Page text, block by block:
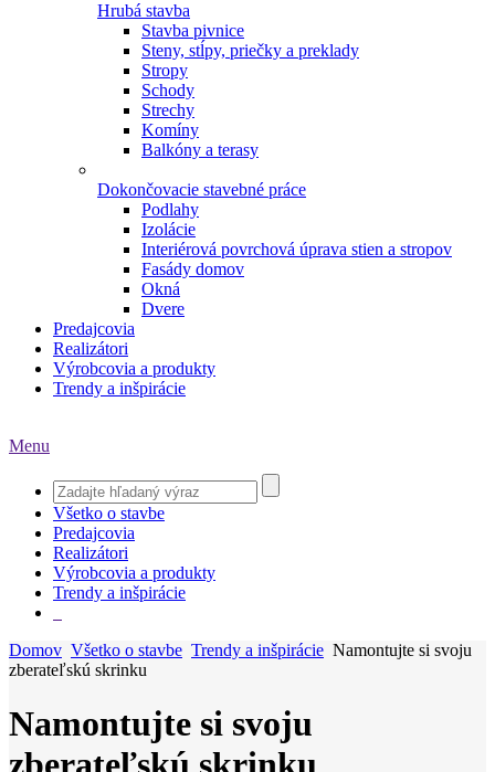
Hrubá stavba
Stavba pivnice
Steny, stĺpy, priečky a preklady
Stropy
Schody
Strechy
Komíny
Balkóny a terasy
Dokončovacie stavebné práce
Podlahy
Izolácie
Interiérová povrchová úprava stien a stropov
Fasády domov
Okná
Dvere
Predajcovia
Realizátori
Výrobcovia a produkty
Trendy a inšpirácie
Menu
Všetko o stavbe
Predajcovia
Realizátori
Výrobcovia a produkty
Trendy a inšpirácie
Domov Všetko o stavbe Trendy a inšpirácie Namontujte si svoju
zberateľskú skrinku
Namontujte si svoju